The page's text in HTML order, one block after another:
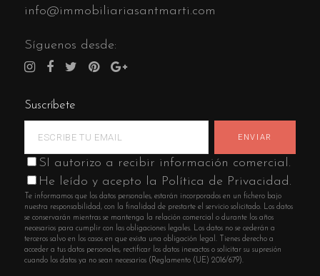
info@immobiliariasantmarti.com
Síguenos desde:
Suscríbete
SI autorizo a recibir información comercial.
He leído y acepto la Política de Privacidad.
Te informamos que los datos personales, estarán incorporados en un fichero bajo
nuestra responsabilidad, con la finalidad de prestarte el servicio solicitado. Los datos
se conservarán mientras se mantenga la relación comercial o durante los años
necesarios para cumplir con las obligaciones legales. Los datos no se cederán a
terceros salvo en los casos en que exista una obligación legal. Tienes derecho a
acceder a tus datos personales, rectificar los datos inexactos o solicitar su supresión
cuando los datos ya no sean necesarios (Reglamento (UE) 2016/679).